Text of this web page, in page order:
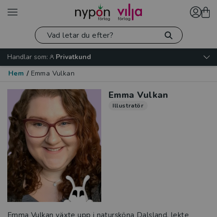
Handlar som:
Privatkund
Hem / Emma Vulkan
Emma Vulkan
Illustratör